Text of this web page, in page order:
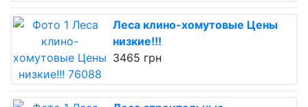
Леса клино-хомутовые Цены
низкие!!!
3465 грн